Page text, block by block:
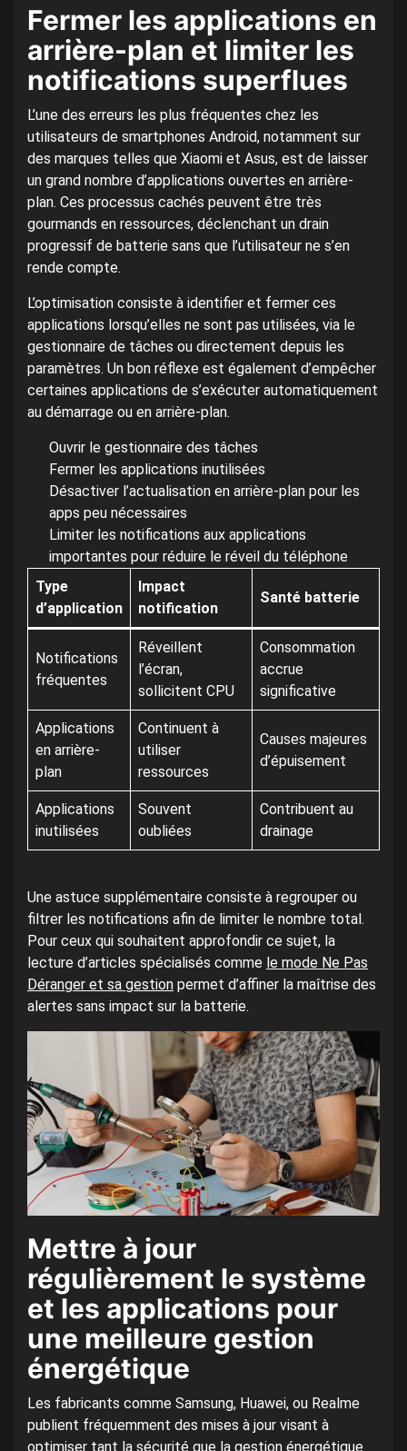
Fermer les applications en
arrière-plan et limiter les
notifications superflues
L’une des erreurs les plus fréquentes chez les
utilisateurs de smartphones Android, notamment sur
des marques telles que Xiaomi et Asus, est de laisser
un grand nombre d’applications ouvertes en arrière-
plan. Ces processus cachés peuvent être très
gourmands en ressources, déclenchant un drain
progressif de batterie sans que l’utilisateur ne s’en
rende compte.
L’optimisation consiste à identifier et fermer ces
applications lorsqu’elles ne sont pas utilisées, via le
gestionnaire de tâches ou directement depuis les
paramètres. Un bon réflexe est également d’empêcher
certaines applications de s’exécuter automatiquement
au démarrage ou en arrière-plan.
Ouvrir le gestionnaire des tâches
Fermer les applications inutilisées
Désactiver l’actualisation en arrière-plan pour les
apps peu nécessaires
Limiter les notifications aux applications
importantes pour réduire le réveil du téléphone
Type
d’application
Impact
notification
Santé batterie
Notifications
fréquentes
Réveillent
l’écran,
sollicitent CPU
Consommation
accrue
significative
Applications
en arrière-
plan
Continuent à
utiliser
ressources
Causes majeures
d’épuisement
Applications
inutilisées
Souvent
oubliées
Contribuent au
drainage
Une astuce supplémentaire consiste à regrouper ou
filtrer les notifications afin de limiter le nombre total.
Pour ceux qui souhaitent approfondir ce sujet, la
lecture d’articles spécialisés comme le mode Ne Pas
Déranger et sa gestion permet d’affiner la maîtrise des
alertes sans impact sur la batterie.
Mettre à jour
régulièrement le système
et les applications pour
une meilleure gestion
énergétique
Les fabricants comme Samsung, Huawei, ou Realme
publient fréquemment des mises à jour visant à
optimiser tant la sécurité que la gestion énergétique